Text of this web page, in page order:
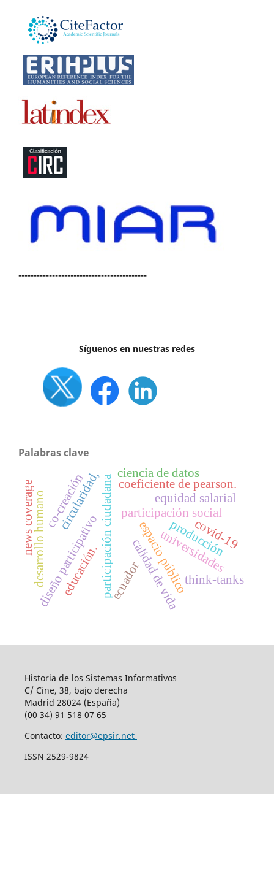
------------------------------------------
Síguenos en nuestras redes
Palabras clave
participación social
participación ciudadana espacio público
diseño participativo calidad de vidauniversidades
circularidad,
co-creación
think-tanks
equidad salarial
ecuador
desarrollo humano producción
coeficiente de pearson.
news coverage covid-19
ciencia de datos
educación.
Historia de los Sistemas Informativos
C/ Cine, 38, bajo derecha
Madrid 28024 (España)
(00 34) 91 518 07 65
Contacto: editor@epsir.net
ISSN 2529-9824